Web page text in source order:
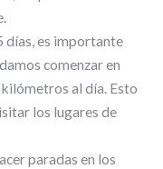
días, es importante
comenzar en
al día. Esto
los lugares de
paradas en los